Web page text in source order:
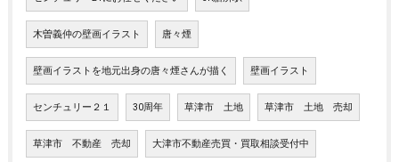
木曽義仲の壁画イラスト 唐々煙
壁画イラストを地元出身の唐々煙さんが描く 壁画イラスト
センチュリー２１ 30周年 草津市 土地 草津市 土地 売却
草津市 不動産 売却 大津市不動産売買・買取相談受付中